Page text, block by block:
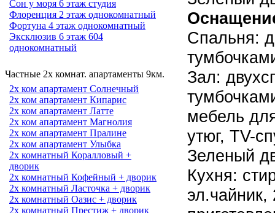
Сон у моря 6 этаж студия
Флоренция 2 этаж однокомнатный
Фортуна 4 этаж однокомнатный
Эксклюзив 6 этаж 604
однокомнатный
Частные 2х комнат. апартаменты 9км.
2х ком апартамент Солнечный
2х ком апартамент Кипарис
2х ком апартамент Латте
2х ком апартамент Магнолия
2х ком апартамент Пралине
2х ком апартамент Улыбка
2х комнатный Коралловый +
дворик
2х комнатный Кофейный + дворик
2х комнатный Ласточка + дворик
2х комнатный Оазис + дворик
2х комнатный Престиж + дворик
Спальня:
Зал:
мебель
утюг, TV-
Зеленый
Кухня: